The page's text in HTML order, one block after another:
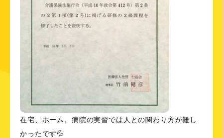
在宅、ホーム、病院の実習では人との関わり方が難し
かったです💦